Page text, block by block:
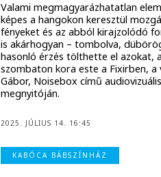
Valami megmagyarázhatatlan
képes a hangokon keresztül
fényeket és az abból kirajzolódó
is akárhogyan – tombolva,
hasonló érzés tölthette el azokat,
szombaton kora este a Fixirben, a
Gábor, Noisebox című
megnyitóján.
2025. JÚLIUS 14. 16:45
KABÓCA BÁBSZÍNHÁZ